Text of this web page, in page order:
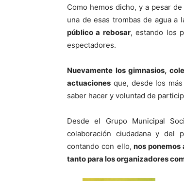
Como hemos dicho, y a pesar
una de esas trombas de agua a
público a rebosar, estando los
espectadores.
Nuevamente los gimnasios,
actuaciones que, desde los
saber hacer y voluntad de
Desde el Grupo Municipal
colaboración ciudadana y del
contando con ello, nos
tanto para los organizadores